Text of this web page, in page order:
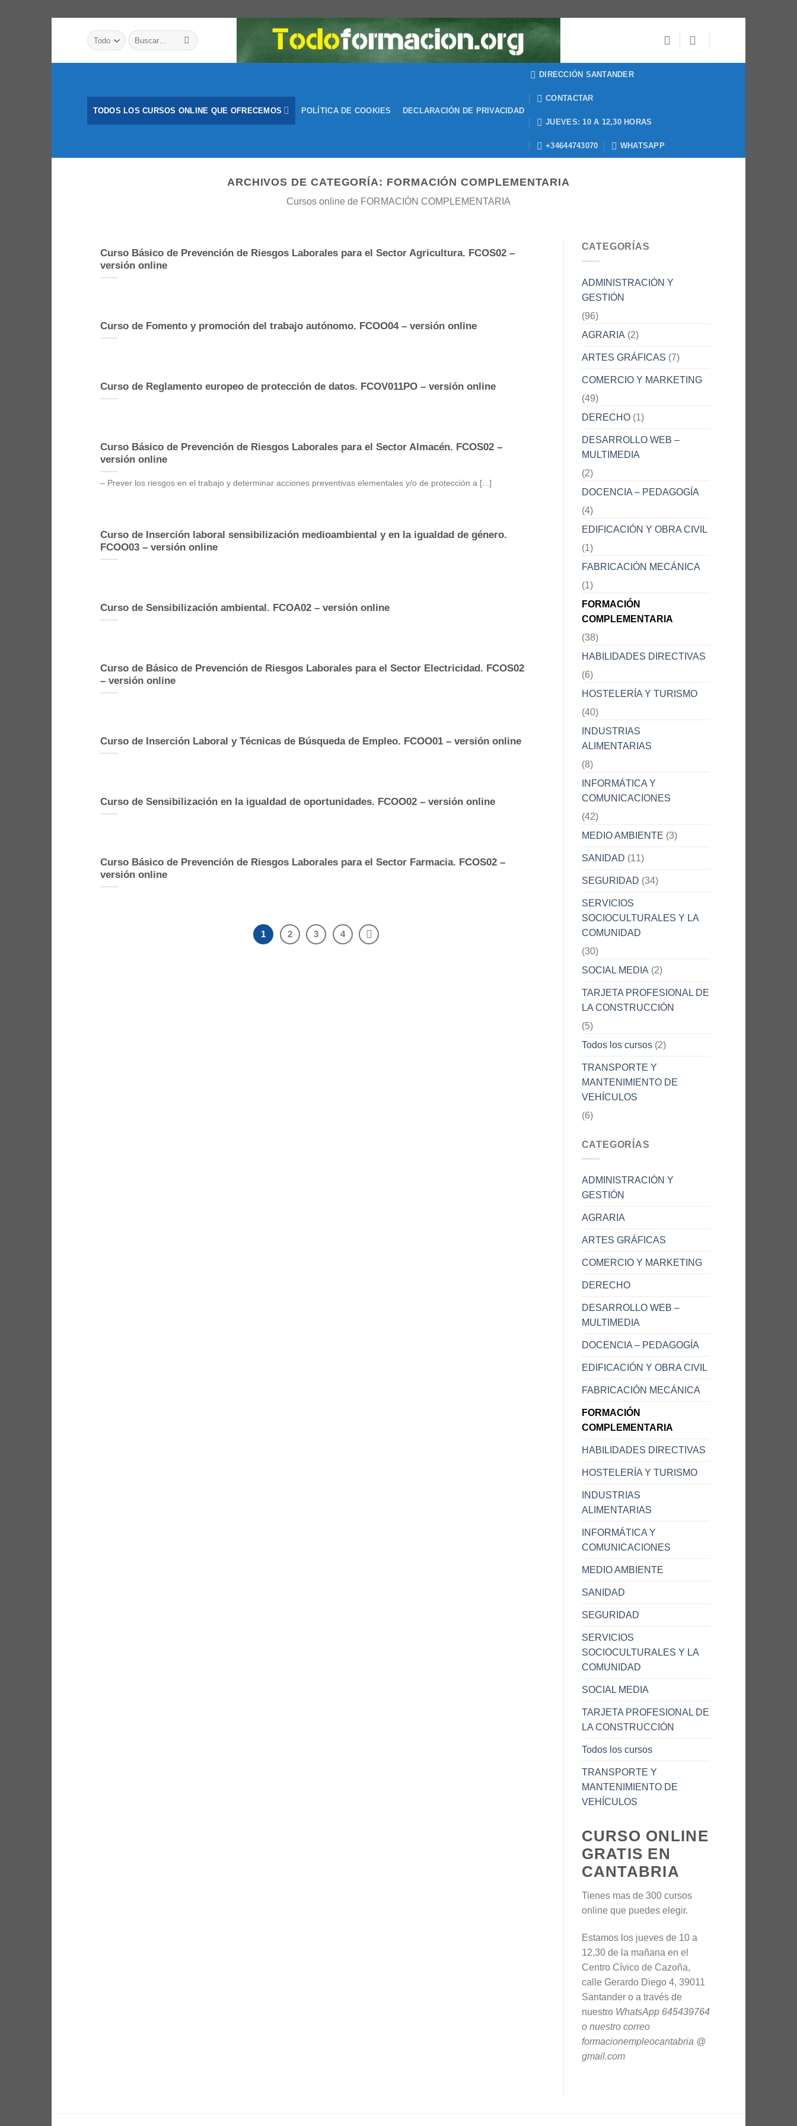
Buscar
por:
TODOS LOS CURSOS ONLINE QUE OFRECEMOS POLÍTICA DE COOKIES DECLARACIÓN DE PRIVACIDAD
DIRECCIÓN SANTANDER
CONTACTAR
JUEVES: 10 A 12,30 HORAS
+34644743070 WHATSAPP
ARCHIVOS DE CATEGORÍA: FORMACIÓN COMPLEMENTARIA
Cursos online de FORMACIÓN COMPLEMENTARIA
Curso Básico de Prevención de Riesgos Laborales para el Sector Agricultura. FCOS02 –
versión online
Curso de Fomento y promoción del trabajo autónomo. FCOO04 – versión online
Curso de Reglamento europeo de protección de datos. FCOV011PO – versión online
Curso Básico de Prevención de Riesgos Laborales para el Sector Almacén. FCOS02 –
versión online
– Prever los riesgos en el trabajo y determinar acciones preventivas elementales y/o de protección a [...]
Curso de Inserción laboral sensibilización medioambiental y en la igualdad de género.
FCOO03 – versión online
Curso de Sensibilización ambiental. FCOA02 – versión online
Curso de Básico de Prevención de Riesgos Laborales para el Sector Electricidad. FCOS02
– versión online
Curso de Inserción Laboral y Técnicas de Búsqueda de Empleo. FCOO01 – versión online
Curso de Sensibilización en la igualdad de oportunidades. FCOO02 – versión online
Curso Básico de Prevención de Riesgos Laborales para el Sector Farmacia. FCOS02 –
versión online
1 2 3 4
CATEGORÍAS
ADMINISTRACIÓN Y
GESTIÓN
(96)
AGRARIA (2)
ARTES GRÁFICAS (7)
COMERCIO Y MARKETING
(49)
DERECHO(1)
DESARROLLO WEB –
MULTIMEDIA
(2)
DOCENCIA – PEDAGOGÍA
(4)
EDIFICACIÓN Y OBRA CIVIL
(1)
FABRICACIÓN MECÁNICA
(1)
FORMACIÓN
COMPLEMENTARIA
(38)
HABILIDADES DIRECTIVAS
(6)
HOSTELERÍA Y TURISMO
(40)
INDUSTRIAS
ALIMENTARIAS
(8)
INFORMÁTICA Y
COMUNICACIONES
(42)
MEDIO AMBIENTE (3)
SANIDAD (11)
SEGURIDAD (34)
SERVICIOS
SOCIOCULTURALES Y LA
COMUNIDAD
(30)
SOCIAL MEDIA (2)
TARJETA PROFESIONAL DE
LA CONSTRUCCIÓN
(5)
Todos los cursos(2)
TRANSPORTE Y
MANTENIMIENTO DE
VEHÍCULOS
(6)
CATEGORÍAS
ADMINISTRACIÓN Y
GESTIÓN
AGRARIA
ARTES GRÁFICAS
COMERCIO Y MARKETING
DERECHO
DESARROLLO WEB –
MULTIMEDIA
DOCENCIA – PEDAGOGÍA
EDIFICACIÓN Y OBRA CIVIL
FABRICACIÓN MECÁNICA
FORMACIÓN
COMPLEMENTARIA
HABILIDADES DIRECTIVAS
HOSTELERÍA Y TURISMO
INDUSTRIAS
ALIMENTARIAS
INFORMÁTICA Y
COMUNICACIONES
MEDIO AMBIENTE
SANIDAD
SEGURIDAD
SERVICIOS
SOCIOCULTURALES Y LA
COMUNIDAD
SOCIAL MEDIA
TARJETA PROFESIONAL DE
LA CONSTRUCCIÓN
Todos los cursos
TRANSPORTE Y
MANTENIMIENTO DE
VEHÍCULOS
CURSO ONLINE
GRATIS EN
CANTABRIA
Tienes mas de 300 cursos
online que puedes elegir.
Estamos los jueves de 10 a
12,30 de la mañana en el
Centro Cívico de Cazoña,
calle Gerardo Diego 4, 39011
Santander o a través de
nuestro WhatsApp 645439764
o nuestro correo
formacionempleocantabria @
gmail.com